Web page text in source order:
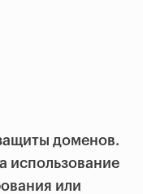
доменов.
использование
или